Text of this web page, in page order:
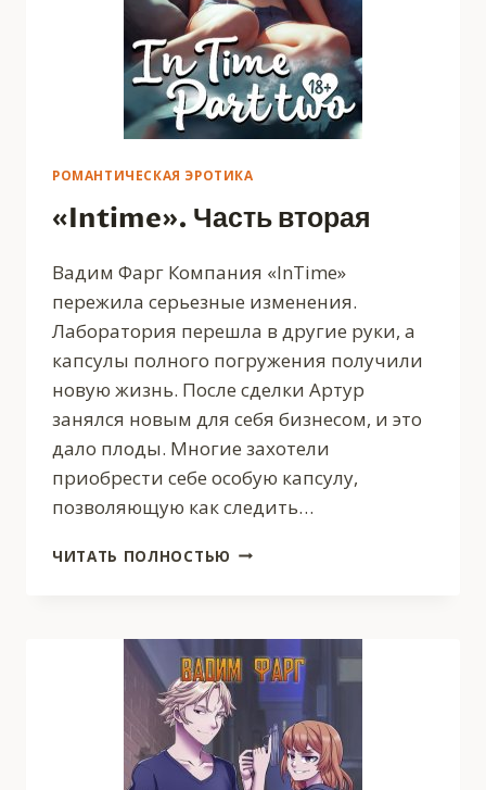
РОМАНТИЧЕСКАЯ ЭРОТИКА
«Intime». Часть вторая
Вадим Фарг Компания «InTime»
пережила серьезные изменения.
Лаборатория перешла в другие руки, а
капсулы полного погружения получили
новую жизнь. После сделки Артур
занялся новым для себя бизнесом, и это
дало плоды. Многие захотели
приобрести себе особую капсулу,
позволяющую как следить…
ЧИТАТЬ ПОЛНОСТЬЮ «INTIME».